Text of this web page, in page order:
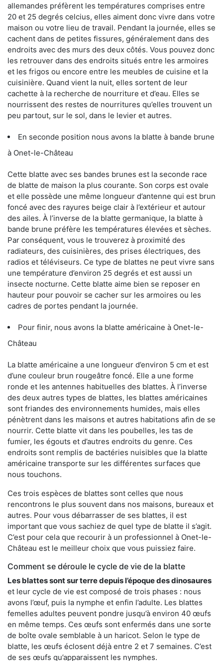
allemandes préfèrent les températures comprises entre
20 et 25 degrés celcius, elles aiment donc vivre dans votre
maison ou votre lieu de travail. Pendant la journée, elles se
cachent dans de petites fissures, généralement dans des
endroits avec des murs des deux côtés. Vous pouvez donc
les retrouver dans des endroits situés entre les armoires
et les frigos ou encore entre les meubles de cuisine et la
cuisinière. Quand vient la nuit, elles sortent de leur
cachette à la recherche de nourriture et d’eau. Elles se
nourrissent des restes de nourritures qu’elles trouvent un
peu partout, sur le sol, dans le levier et autres.
En seconde position nous avons la blatte à bande brune
à Onet-le-Château
Cette blatte avec ses bandes brunes est la seconde race
de blatte de maison la plus courante. Son corps est ovale
et elle possède une même longueur d’antenne qui est brun
foncé avec des rayures beige clair à l’extérieur et autour
des ailes. À l’inverse de la blatte germanique, la blatte à
bande brune préfère les températures élevées et sèches.
Par conséquent, vous le trouverez à proximité des
radiateurs, des cuisinières, des prises électriques, des
radios et téléviseurs. Ce type de blattes ne peut vivre sans
une température d’environ 25 degrés et est aussi un
insecte nocturne. Cette blatte aime bien se reposer en
hauteur pour pouvoir se cacher sur les armoires ou les
cadres de portes pendant la journée.
Pour finir, nous avons la blatte américaine à Onet-le-
Château
La blatte américaine a une longueur d’environ 5 cm et est
d’une couleur brun rougeâtre foncé. Elle a une forme
ronde et les antennes habituelles des blattes. À l’inverse
des deux autres types de blattes, les blattes américaines
sont friandes des environnements humides, mais elles
pénètrent dans les maisons et autres habitations afin de se
nourrir. Cette blatte vit dans les poubelles, les tas de
fumier, les égouts et d’autres endroits du genre. Ces
endroits sont remplis de bactéries nuisibles que la blatte
américaine transporte sur les différentes surfaces que
nous touchons.
Ces trois espèces de blattes sont celles que nous
rencontrons le plus souvent dans nos maisons, bureaux et
autres. Pour vous débarrasser de ses blattes, il est
important que vous sachiez de quel type de blatte il s’agit.
C’est pour cela que recourir à un professionnel à Onet-le-
Château est le meilleur choix que vous puissiez faire.
Comment se déroule le cycle de vie de la blatte
Les blattes sont sur terre depuis l’époque des dinosaures
et leur cycle de vie est composé de trois phases : nous
avons l’œuf, puis la nymphe et enfin l’adulte. Les blattes
femelles adultes peuvent pondre jusqu’à environ 40 œufs
en même temps. Ces œufs sont enfermés dans une sorte
de boîte ovale semblable à un haricot. Selon le type de
blatte, les œufs éclosent déjà entre 2 et 7 semaines. C’est
de ses œufs qu’apparaissent les nymphes.